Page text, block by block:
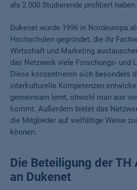
als 2.000 Studierende profitiert haben.
Dukenet wurde 1996 in Nordeuropa
Hochschulen gegründet, die ihr
Wirtschaft und Marketing
das Netzwerk viele Forschungs- und
Diese konzentrieren sich besonders
interkulturelle Kompetenzen
gemeinsam lernt, obwohl man aus
kommt. Außerdem bietet das
die Mitglieder auf vielfältige Weise
können.
Die Beteiligung der
an Dukenet